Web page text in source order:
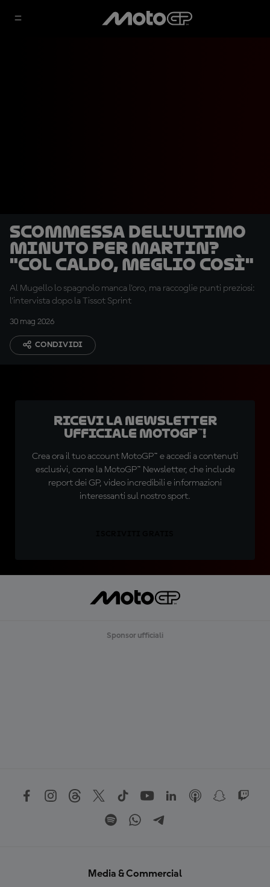
Scommessa dell'ultimo
minuto per Martin?
"Col caldo, meglio così"
Al Mugello lo spagnolo manca l'oro, ma raccoglie punti preziosi:
l'intervista dopo la Tissot Sprint
30 mag 2026
CONDIVIDI
Ricevi la newsletter
ufficiale MotoGP™!
Crea ora il tuo account MotoGP™ e accedi a contenuti
esclusivi, come la MotoGP™ Newsletter, che include
report dei GP, video incredibili e informazioni
interessanti sul nostro sport.
Sponsor ufficiali
Media & Commercial